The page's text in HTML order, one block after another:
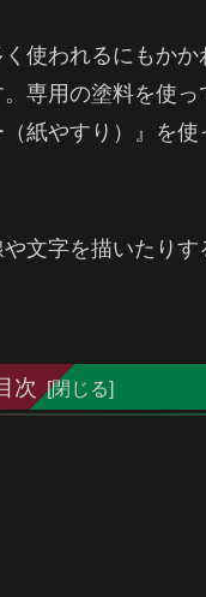
使われるにもかか
専用の塗料を使
紙やすり）』を
文字を描いたり
次